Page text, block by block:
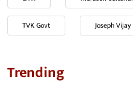
TVK Govt Joseph Vijay
Trending